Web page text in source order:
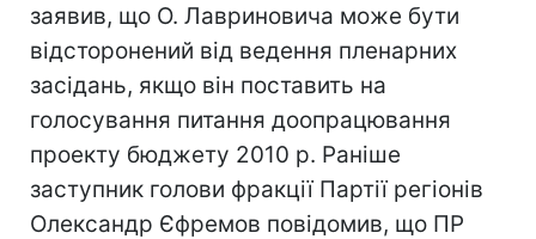
заявив, що О. Лавриновича може бути
відсторонений від ведення пленарних
засідань, якщо він поставить на
голосування питання доопрацювання
проекту бюджету 2010 р. Раніше
заступник голови фракції Партії регіонів
Олександр Єфремов повідомив, що ПР